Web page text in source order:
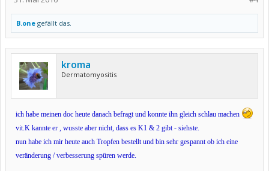
B.one gefällt das.
kroma
Dermatomyositis
ich habe meinen doc heute danach befragt und konnte ihn gleich schlau machen
vit.K kannte er , wusste aber nicht, dass es K1 & 2 gibt - siehste.
nun habe ich mir heute auch Tropfen bestellt und bin sehr gespannt ob ich eine
veränderung / verbesserung spüren werde.